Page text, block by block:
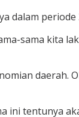
sama kita
ini tentunya